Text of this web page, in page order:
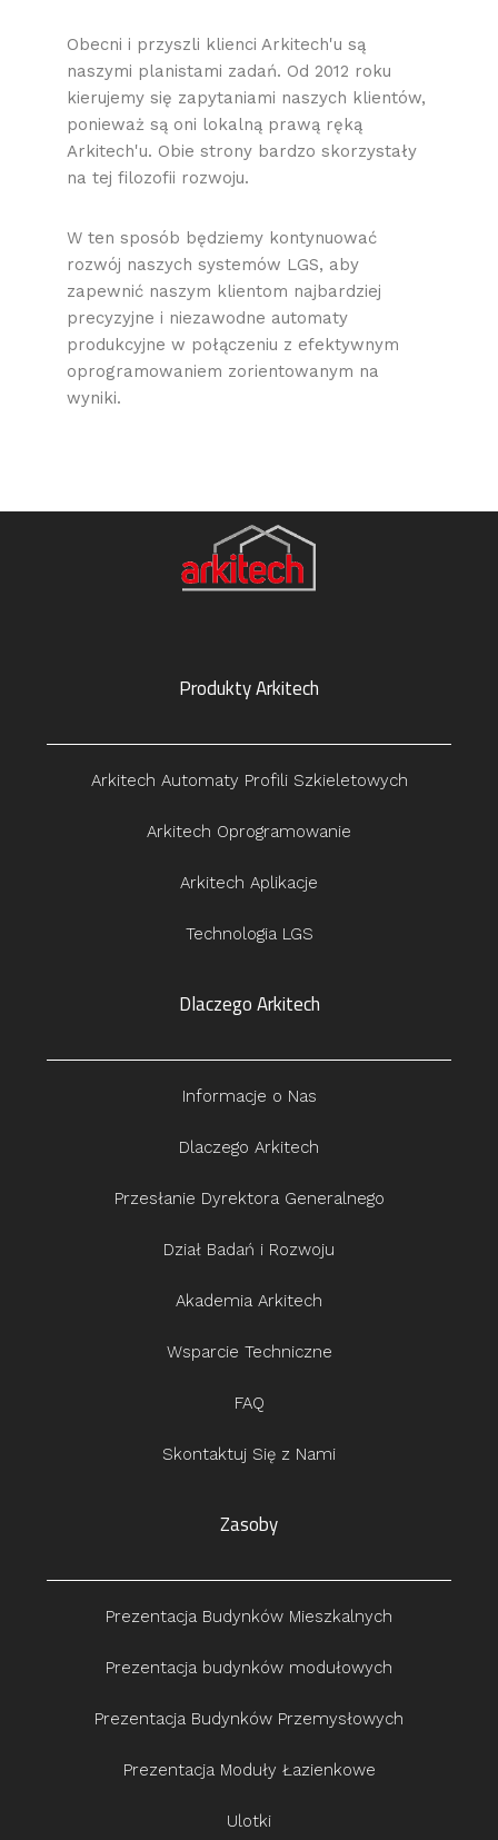
Obecni i przyszli klienci Arkitech'u są
naszymi planistami zadań. Od 2012 roku
kierujemy się zapytaniami naszych klientów,
ponieważ są oni lokalną prawą ręką
Arkitech'u. Obie strony bardzo skorzystały
na tej filozofii rozwoju.
W ten sposób będziemy kontynuować
rozwój naszych systemów LGS, aby
zapewnić naszym klientom najbardziej
precyzyjne i niezawodne automaty
produkcyjne w połączeniu z efektywnym
oprogramowaniem zorientowanym na
wyniki.
Produkty Arkitech
Arkitech Automaty Profili Szkieletowych
Arkitech Oprogramowanie
Arkitech Aplikacje
Technologia LGS
Dlaczego Arkitech
Informacje o Nas
Dlaczego Arkitech
Przesłanie Dyrektora Generalnego
Dział Badań i Rozwoju
Akademia Arkitech
Wsparcie Techniczne
FAQ
Skontaktuj Się z Nami
Zasoby
Prezentacja Budynków Mieszkalnych
Prezentacja budynków modułowych
Prezentacja Budynków Przemysłowych
Prezentacja Moduły Łazienkowe
Ulotki